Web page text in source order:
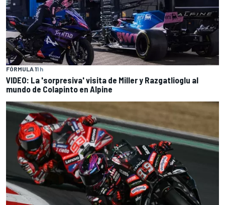
FÓRMULA 11 h
VIDEO: La 'sorpresiva' visita de Miller y Razgatlioglu al
mundo de Colapinto en Alpine